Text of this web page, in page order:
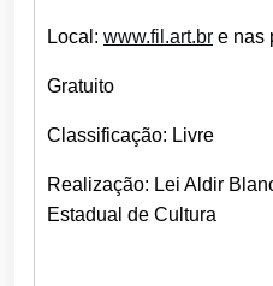
Local: www.fil.art.br e nas
Gratuito
Classificação: Livre
Realização: Lei Aldir
Estadual de Cultura